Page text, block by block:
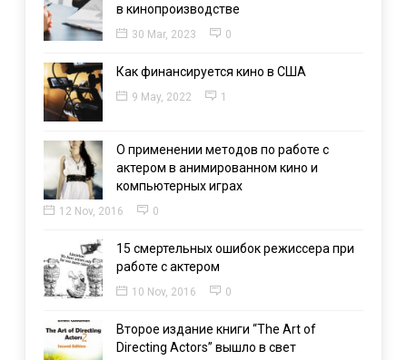
в кинопроизводстве
30 Mar, 2023 0
Как финансируется кино в США
9 May, 2022 1
О применении методов по работе с
актером в анимированном кино и
компьютерных играх
12 Nov, 2016 0
15 смертельных ошибок режиссера при
работе с актером
10 Nov, 2016 0
Второе издание книги “The Art of
Directing Actors” вышло в свет